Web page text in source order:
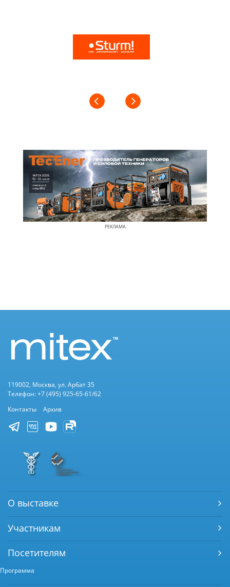
РЕКЛАМА
119002, Москва, ул. Арбат 35
Телефон: +7 (495) 925-65-61/62
Контакты
Архив
О выставке
Участникам
Посетителям
Программа